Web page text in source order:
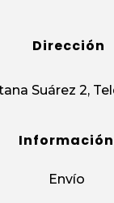
Dirección
Suárez 2,
Información
Envío